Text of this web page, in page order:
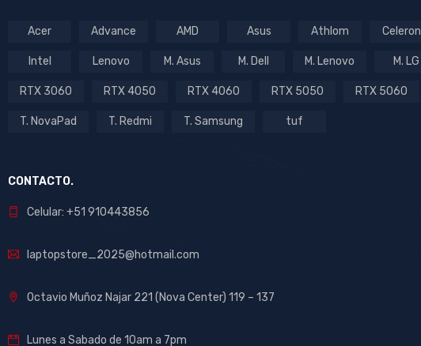
Acer Advance AMD Asus Athlom Celeron
Intel Lenovo M. Asus M. Dell M. Lenovo M. LG
RTX 3060 RTX 4050 RTX 4060 RTX 5050 RTX 5060
T. NovaPad T. Redmi T. Samsung tuf
CONTACTO.
Celular: +51 910443856
laptopstore_2025@hotmail.com
Octavio Muñoz Najar 221 (Nova Center) 119 – 137
Lunes a Sabado de 10am a 7pm